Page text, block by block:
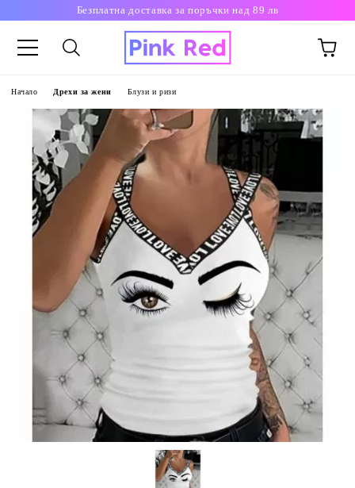
Безплатна доставка за поръчки над 89 лв
Начало Дрехи за жени Блузи и ризи